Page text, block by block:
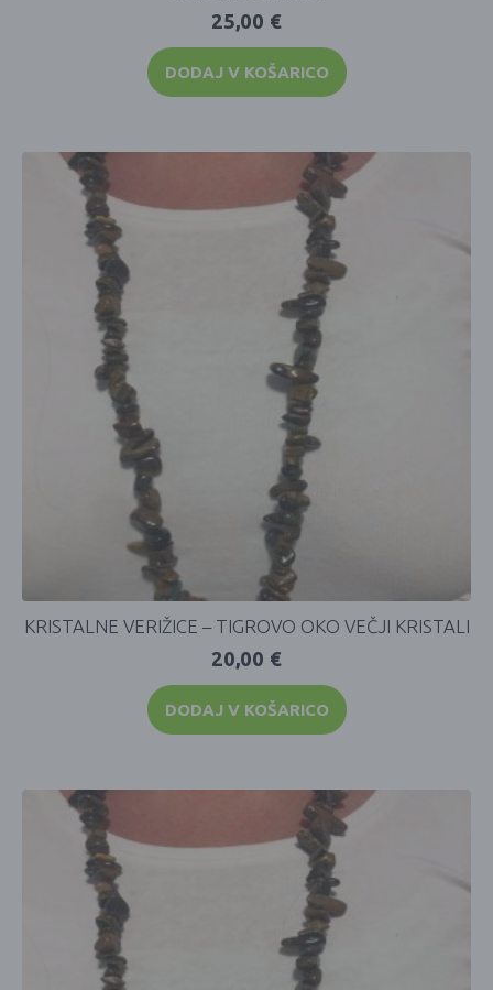
25,00 €
DODAJ V KOŠARICO
KRISTALNE VERIŽICE – TIGROVO OKO VEČJI KRISTALI
20,00 €
DODAJ V KOŠARICO